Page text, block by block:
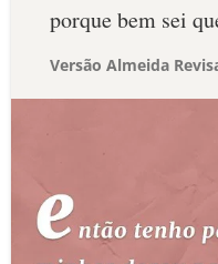
porque bem sei
Versão Almeida